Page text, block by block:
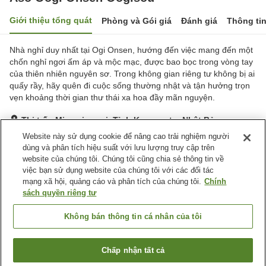
Giới thiệu tổng quát Phòng và Gói giá Đánh giá Thông
Nhà nghỉ duy nhất tại Ogi Onsen, hướng đến việc mang đến một
chốn nghỉ ngơi ấm áp và mộc mạc, được bao bọc trong vòng tay
của thiên nhiên nguyên sơ. Trong không gian riêng tư không bị ai
quấy rầy, hãy quên đi cuộc sống thường nhật và tận hưởng trọn
vẹn khoảng thời gian thư thái xa hoa đầy mãn nguyện.
Thị trấn Minamioguni, Tỉnh Kumamoto, Nhật Bản
Hiển thị trên bản đồ
Tuyệt vời Đánh giá:43lượt
Tiện nghi chỗ nghỉ
Dịch Vụ Đưa Đón
Dịch Vụ Gọi Đánh Thức
Sảnh tiệc
Tỉnh Kumamoto
Yasuragi no Sato Ohgi Onsen OhgisoTìm phòng trống
Website này sử dụng cookie để nâng cao trải nghiệm người
dùng và phân tích hiệu suất với lưu lượng truy cập trên
website của chúng tôi. Chúng tôi cũng chia sẻ thông tin về
việc bạn sử dụng website của chúng tôi với các đối tác
mạng xã hội, quảng cáo và phân tích của chúng tôi. Chính
sách quyền riêng tư
Không bán thông tin cá nhân của tôi
Chấp nhận tất cả